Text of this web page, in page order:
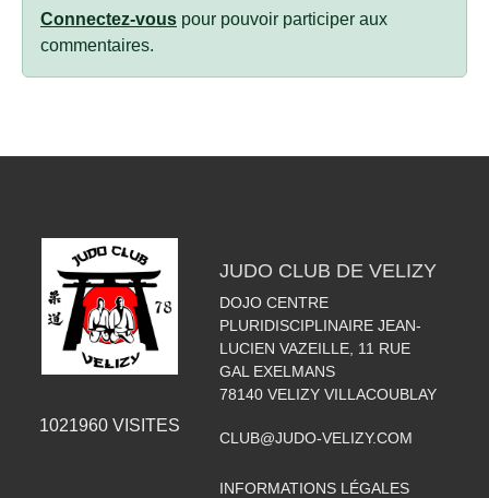
Connectez-vous pour pouvoir participer aux
commentaires.
1021960VISITES
JUDO CLUB DE VELIZY
DOJO CENTRE
PLURIDISCIPLINAIRE JEAN-
LUCIEN VAZEILLE, 11 RUE
GAL EXELMANS
78140 VELIZY VILLACOUBLAY
CLUB@JUDO-VELIZY.COM
INFORMATIONS LÉGALES